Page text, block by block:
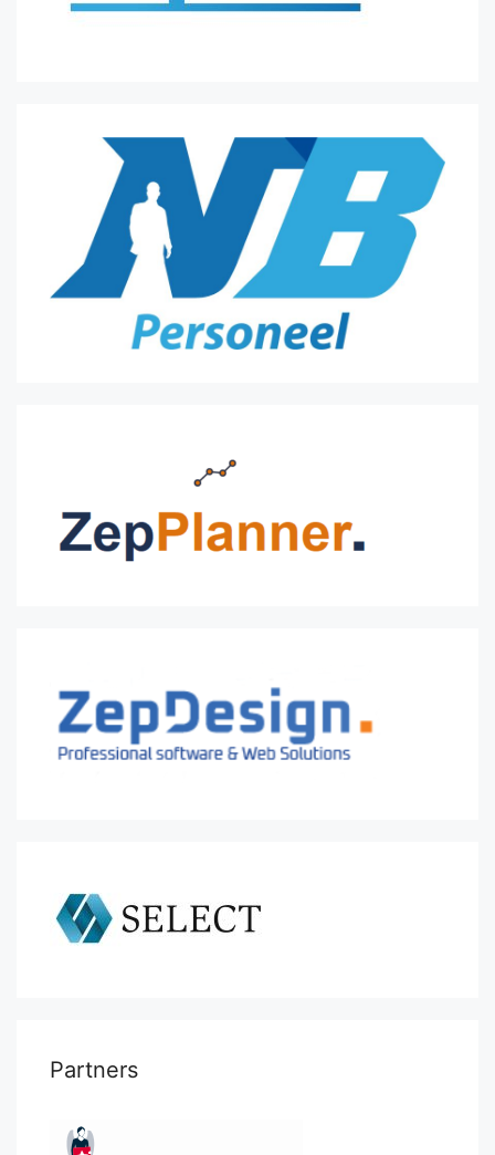
Partners